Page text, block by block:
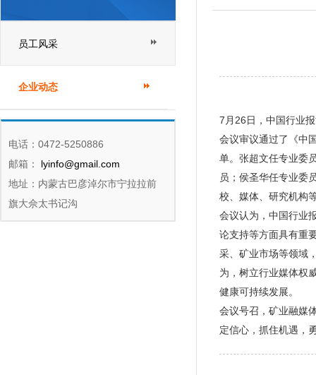
员工风采
企业动态
电话：0472-5250886
邮箱：
lyinfo@gmail.com
地址：内蒙古巴彦淖尔市宁拉拉前
旗大佘太书记沟
7月26日，中国行业
会议审议通过了《中
单。张超文任专业委
员；侯圣华任专业委
校、媒体、研究机构
会议认为，中国行业
论支持等方面具有重
采、矿业市场等领域
为，树立行业媒体权
健康可持续发展。
会议号召，矿业融媒
定信心，抓住机遇，